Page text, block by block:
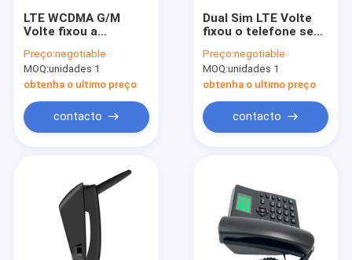
LTE WCDMA G/M
Volte fixou a
sem fio do telefone
Preço:negotiable
MOQ:unidades 1
obtenha o ultimo preço
contacto
Dual Sim LTE Volte
fixou o telefone sem
de 2,4 polegadas
Preço:negotiable
MOQ:unidades 1
obtenha o ultimo preço
contacto